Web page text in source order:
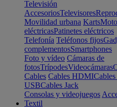
Televisión
AccesoriosTelevisores
Movilidad urbana Karts
eléctricasPatinetes eléctricos
Telefonía Teléfonos fijos
complementosSmartphones
Foto y vídeo Cámaras de
fotosTrípodesVideocámaras
Cables Cables HDMI
USBCables Jack
Consolas y videojuegos
Textil